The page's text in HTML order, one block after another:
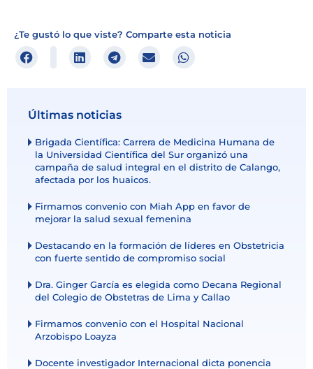
¿Te gustó lo que viste? Comparte esta noticia
Últimas noticias
Brigada Científica: Carrera de Medicina Humana de
la Universidad Científica del Sur organizó una
campaña de salud integral en el distrito de Calango,
afectada por los huaicos.
Firmamos convenio con Miah App en favor de
mejorar la salud sexual femenina
Destacando en la formación de líderes en Obstetricia
con fuerte sentido de compromiso social
Dra. Ginger García es elegida como Decana Regional
del Colegio de Obstetras de Lima y Callao
Firmamos convenio con el Hospital Nacional
Arzobispo Loayza
Docente investigador Internacional dicta ponencia